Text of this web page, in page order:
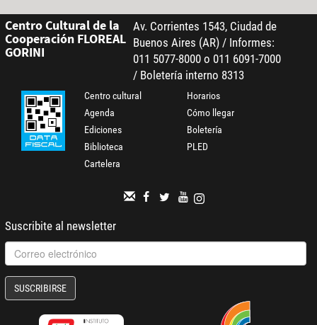
Centro Cultural de la
Cooperación FLOREAL
GORINI
Av. Corrientes 1543, Ciudad de
Buenos Aires (AR) / Informes:
011 5077-8000 o 011 6091-7000
/ Boletería interno 8313
Centro cultural
Agenda
Ediciones
Biblioteca
Cartelera
Horarios
Cómo llegar
Boletería
PLED
Suscribite al newsletter
SUSCRIBIRSE